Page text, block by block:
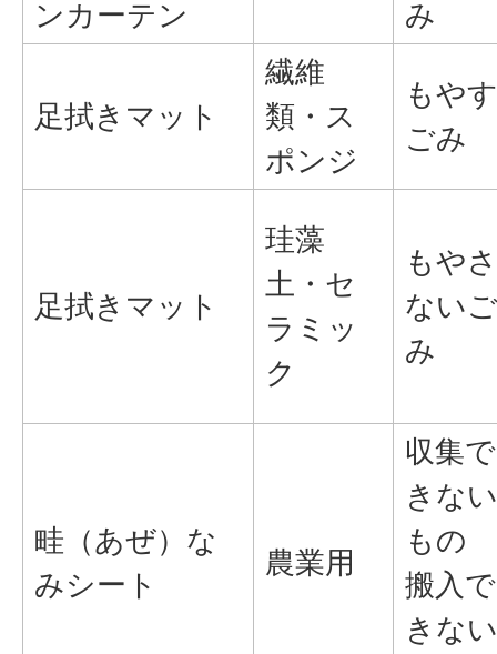
ンカーテン み
足拭きマット
繊維
類・ス
ポンジ
もやす
ごみ
足拭きマット
珪藻
土・セ
ラミッ
ク
もやさ
ないご
み
畦（あぜ）な
みシート
農業用
収集で
きない
もの
搬入で
きない